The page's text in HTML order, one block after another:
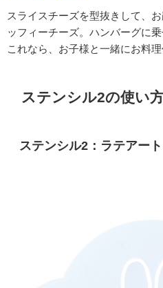
スライスチーズを型抜きして、
ッフィーチーズ。ハンバーグに
これなら、お子様と一緒にお料
ステンシル2の使い
ステンシル2：ラテアート